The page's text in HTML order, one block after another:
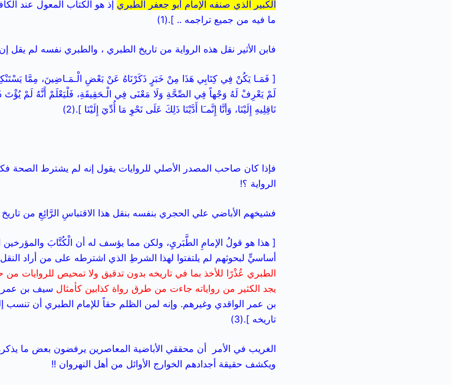
الكبير الذي صنفه الإمام أبو جعفر الطبري إذ هو الكتاب المعول عند
ما فيه من جميع تراجمه .. ].(1)
فابن الأثير نقل هذه الرواية من تاريخ الطبري ، والطبري نفسه لم
[ فَمَـا يَكُنْ فِي كِتَابِي هَذَا مِنْ خَبَرٍ ذَكَرْنَاهُ عَنْ بَعْضِ الْـمَـاضِينَ، مِمَّا
لَمْ يَعْرِفْ لَهُ وَجْهاً فِي الصِّحَّةِ وَلَا مَعْنَى فِي الْـحَقِيقَةِ، فَلْيَعْلَمْ أَنَّهُ لَمْ يُؤْتَ
نَاقِلِيهِ إِلَيْنَا، وَأنَّا إِنَّمـَا أَدَّيْنَا ذَلِكَ عَلَى نَحْوِ مَا أُدِّيَ إِلَيْنَا ].(2)
فإذا كان صاحب المصدر الأصلي للروايات يقول إنه لم يشترط الصحة
الرواية ؟!
فشيخهم الأباضي علي الحجري بنفسه بنقل هذا الاقتباسِ الرَّائِعِ من
[ هذا هو قولُ الإمامِ الطَّبَريِ، ولكن مما يؤسف له أن الْكُتَّابَ والمؤرخين
أساسيٍّ لبحوثهم لم يلتفتوا لهذا الشرطِ الذي اشترطه على من أراد
الطبري عُذْرًا للأخذ بما في تاريخه بدون تدقيق ولا تمحيص للروايات من
يجد الكثير من رواياته جاءت من طرق رواة كذابين كأمثال سيف بن عمر
بن عمر الواقدي وغيرهم. وإنه لمن الظلم حقاً للإمام الطبري أن تنسب
تاريخه ].(3)
الغريب في الأمر أن محققي الأباضية المعاصرين يرفضون بعض ما يذكره
ويكشف حقيقة أجدادهم الخوارج الأوائل من أهل النهروان !!